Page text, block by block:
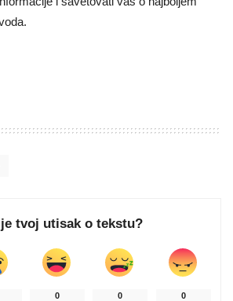
tvoj utisak o tekstu?
0 0 0